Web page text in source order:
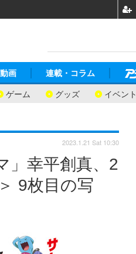
ゲーム グッズ イベント
動画 連載・コラム
」幸平創真、2
9枚目の写
2023.1.21 Sat 10:30